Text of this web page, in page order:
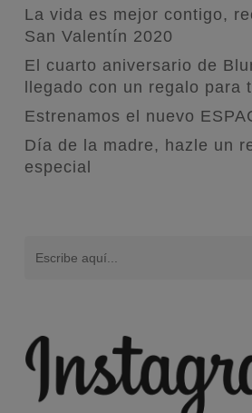
La vida es mejor contigo,
San Valentín 2020
El cuarto aniversario de
llegado con un regalo para
Estrenamos el nuevo
Día de la madre, hazle un
especial